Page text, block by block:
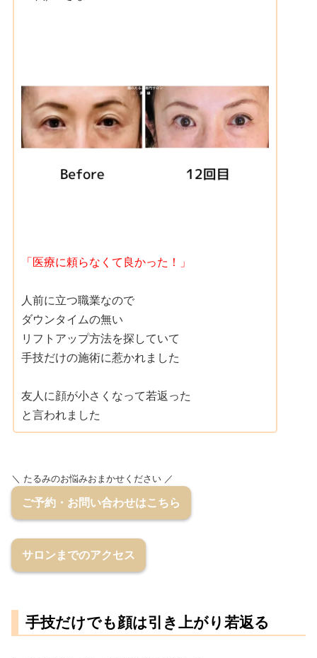
「医療に頼らなくて良かった！」
人前に立つ職業なので
ダウンタイムの無い
リフトアップ方法を探していて
手技だけの施術に惹かれました
友人に顔が小さくなって若返った
と言われました
＼ たるみのお悩みおまかせください ／
ご予約・お問い合わせはこちら
サロンまでのアクセス
手技だけでも顔は引き上がり若返る